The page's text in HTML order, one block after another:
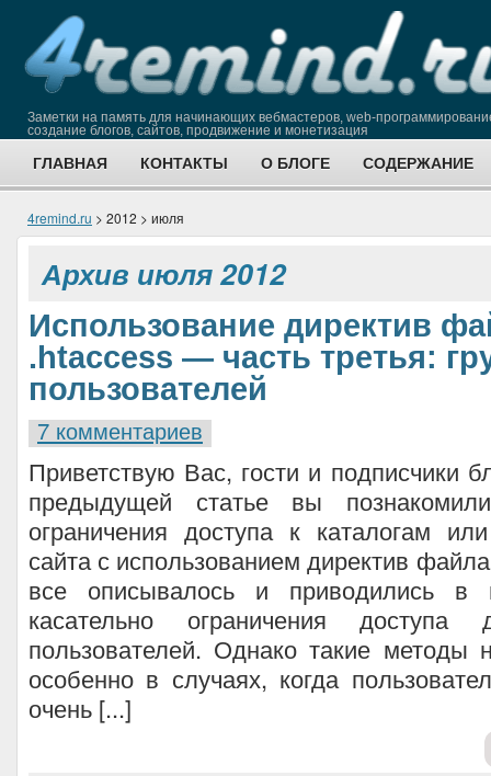
Заметки на память для начинающих вебмастеров, web-
создание блогов, сайтов, продвижение и монетизация
ГЛАВНАЯ КОНТАКТЫ О БЛОГЕ СОДЕРЖАНИЕ
4remind.ru > 2012 > июля
Архив июля 2012
Использование директив
.htaccess — часть третья:
пользователей
7 комментариев
Приветствую Вас, гости и подписчики
предыдущей статье вы
ограничения доступа к каталогам
сайта с использованием директив
все описывалось и приводились в
касательно ограничения доступа
пользователей. Однако такие методы
особенно в случаях, когда
очень [...]